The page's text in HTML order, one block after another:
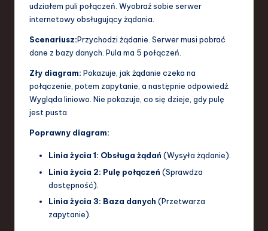
udziałem puli połączeń. Wyobraź sobie serwer
internetowy obsługujący żądania.
Scenariusz:Przychodzi żądanie. Serwer musi pobrać
dane z bazy danych. Pula ma 5 połączeń.
Zły diagram: Pokazuje, jak żądanie czeka na
połączenie, potem zapytanie, a następnie odpowiedź.
Wygląda liniowo. Nie pokazuje, co się dzieje, gdy pulę
jest pusta.
Poprawny diagram:
Linia życia 1: Obsługa żądań (Wysyła żądanie).
Linia życia 2: Pulę połączeń (Sprawdza
dostępność).
Linia życia 3: Baza danych (Przetwarza
zapytanie).